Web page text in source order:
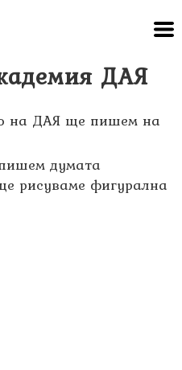
ДАЯ
на ДАЯ ще пишем на
думата
рисуваме фигурална